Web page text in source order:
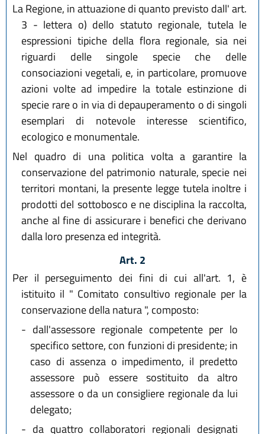
La Regione, in attuazione di quanto previsto dall' art.
3 - lettera o) dello statuto regionale, tutela le
espressioni tipiche della flora regionale, sia nei
riguardi delle singole specie che delle
consociazioni vegetali, e, in particolare, promuove
azioni volte ad impedire la totale estinzione di
specie rare o in via di depauperamento o di singoli
esemplari di notevole interesse scientifico,
ecologico e monumentale.
Nel quadro di una politica volta a garantire la
conservazione del patrimonio naturale, specie nei
territori montani, la presente legge tutela inoltre i
prodotti del sottobosco e ne disciplina la raccolta,
anche al fine di assicurare i benefici che derivano
dalla loro presenza ed integrità.
Art. 2
Per il perseguimento dei fini di cui all'art. 1, è
istituito il " Comitato consultivo regionale per la
conservazione della natura ", composto:
- dall'assessore regionale competente per lo
specifico settore, con funzioni di presidente; in
caso di assenza o impedimento, il predetto
assessore può essere sostituito da altro
assessore o da un consigliere regionale da lui
delegato;
- da quattro collaboratori regionali designati